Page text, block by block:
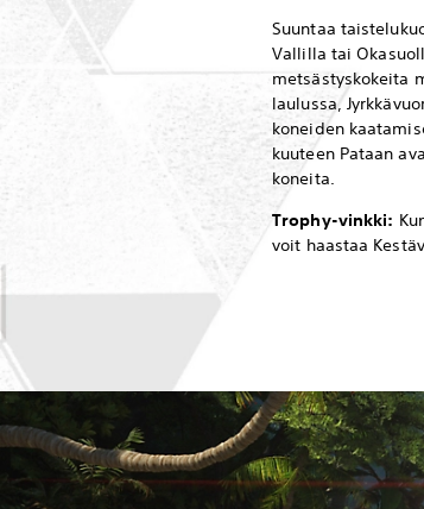
Suuntaa
Vallilla tai
metsästyskokeita
laulussa,
koneiden
kuuteen Pataan
koneita.
Trophy-vinkki:
voit haastaa